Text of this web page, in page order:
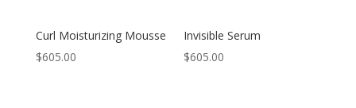
Curl Moisturizing Mousse
$605.00
Invisible Serum
$605.00